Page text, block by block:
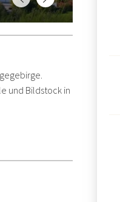
und Bildstock in